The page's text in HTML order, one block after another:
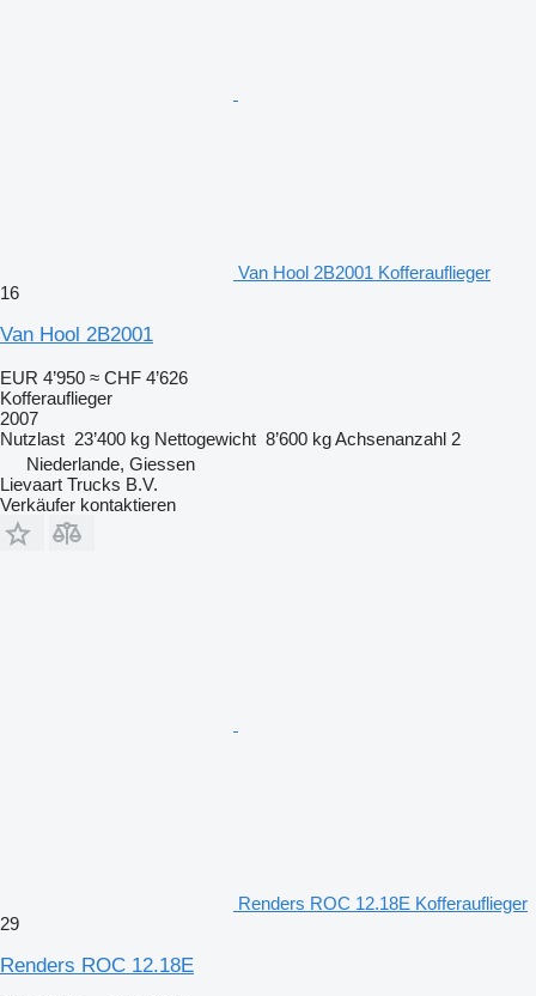
Van Hool 2B2001 Kofferauflieger
16
Van Hool 2B2001
EUR 4’950 ≈ CHF 4’626
Kofferauflieger
2007
Nutzlast 23’400 kg Nettogewicht 8’600 kgAchsenanzahl 2
Niederlande, Giessen
Lievaart Trucks B.V.
Verkäufer kontaktieren
Renders ROC 12.18E Kofferauflieger
29
Renders ROC 12.18E